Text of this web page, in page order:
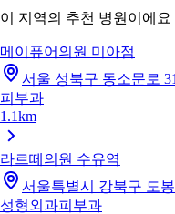
이 지역의 추천 병원이에요
메이퓨어의원 미아점
서울 성북구 동소문로
피부과
1.1km
라르떼의원 수유역
서울특별시 강북구 도
성형외과피부과